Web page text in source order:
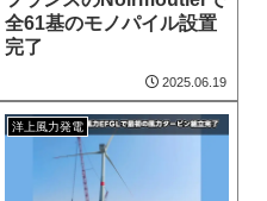
全61基のモノパイル設置
完了
2025.06.19
洋上風力発電